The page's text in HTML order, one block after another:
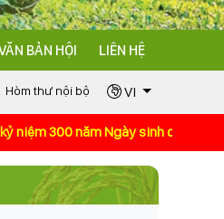
BẢN HỘI LIÊN HỆ
Hòm thư nội bộ VI
300 năm Ngày sinh danh nhân